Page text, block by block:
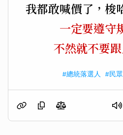
我都敢喊價了，梭
一定要遵守
不然就不要
#總統落選人 #民